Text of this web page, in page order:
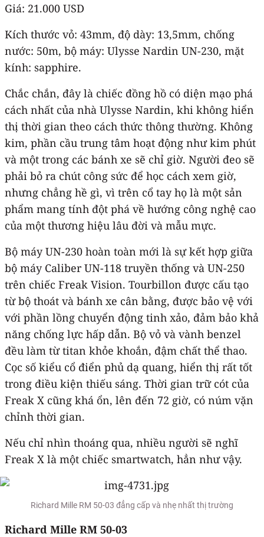
Giá: 21.000 USD
Kích thước vỏ: 43mm, độ dày: 13,5mm, chống
nước: 50m, bộ máy: Ulysse Nardin UN-230, mặt
kính: sapphire.
Chắc chắn, đây là chiếc đồng hồ có diện mạo phá
cách nhất của nhà Ulysse Nardin, khi không hiển
thị thời gian theo cách thức thông thường. Không
kim, phần cầu trung tâm hoạt động như kim phút
và một trong các bánh xe sẽ chỉ giờ. Người đeo sẽ
phải bỏ ra chút công sức để học cách xem giờ,
nhưng chẳng hề gì, vì trên cổ tay họ là một sản
phẩm mang tính đột phá về hướng công nghệ cao
của một thương hiệu lâu đời và mẫu mực.
Bộ máy UN-230 hoàn toàn mới là sự kết hợp giữa
bộ máy Caliber UN-118 truyền thống và UN-250
trên chiếc Freak Vision. Tourbillon được cấu tạo
từ bộ thoát và bánh xe cân bằng, được bảo vệ với
với phần lồng chuyển động tinh xảo, đảm bảo khả
năng chống lực hấp dẫn. Bộ vỏ và vành benzel
đều làm từ titan khỏe khoắn, đậm chất thể thao.
Cọc số kiểu cổ điển phủ dạ quang, hiển thị rất tốt
trong điều kiện thiếu sáng. Thời gian trữ cót của
Freak X cũng khá ổn, lên đến 72 giờ, có núm vặn
chỉnh thời gian.
Nếu chỉ nhìn thoáng qua, nhiều người sẽ nghĩ
Freak X là một chiếc smartwatch, hẳn như vậy.
Richard Mille RM 50-03 đẳng cấp và nhẹ nhất thị trường
Richard Mille RM 50-03